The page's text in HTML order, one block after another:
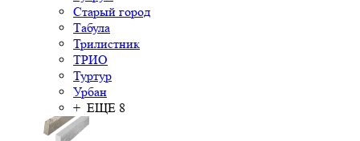
Старый город
Табула
Трилистник
ТРИО
Туртур
Урбан
+ ЕЩЕ 8